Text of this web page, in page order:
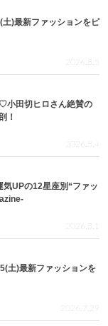
土)最新ファッションをピ
2026.8.5
小田切ヒロさん絶賛の
！
2026.8.4
気UPの12星座別“ファッ
2026.8.1
土)最新ファッションを
2026.7.29